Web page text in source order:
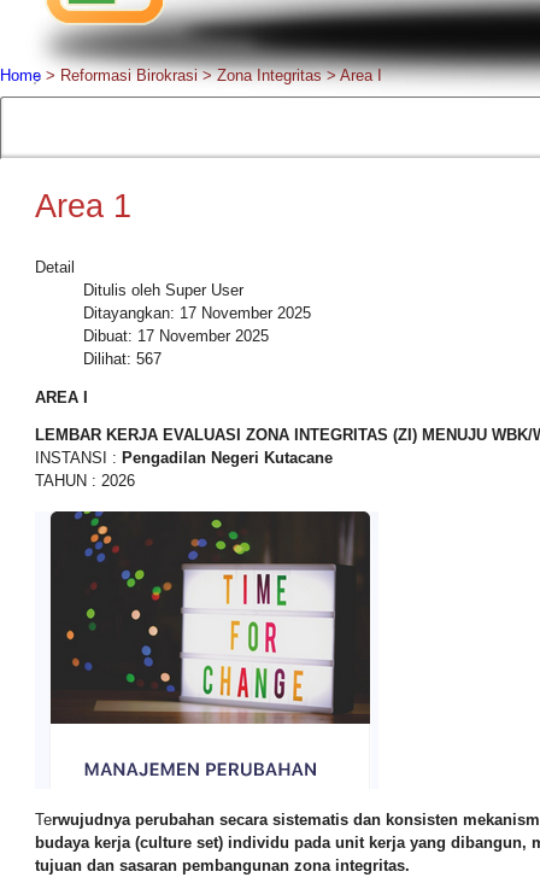
Home > Reformasi Birokrasi>Zona Integritas>Area I
Area 1
Detail
Ditulis oleh Super User
Ditayangkan: 17 November 2025
Dibuat: 17 November 2025
Dilihat: 567
AREA I
LEMBAR KERJA EVALUASI ZONA INTEGRITAS (ZI) MENUJU WBK/
INSTANSI : Pengadilan Negeri Kutacane
TAHUN : 2026
Terwujudnya perubahan secara sistematis dan konsisten
budaya kerja (culture set) individu pada unit kerja yang dibangun,
tujuan dan sasaran pembangunan zona integritas.